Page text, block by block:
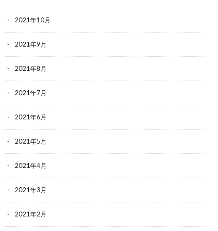
2021年10月
2021年9月
2021年8月
2021年7月
2021年6月
2021年5月
2021年4月
2021年3月
2021年2月